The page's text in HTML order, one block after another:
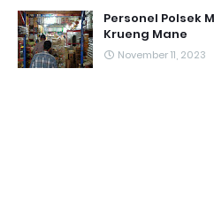
Personel Polsek
Krueng Mane
November 11, 2023